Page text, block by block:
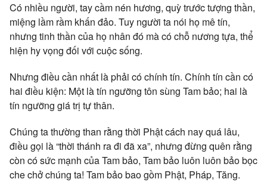
Có nhiều người, tay cầm nén hương, quỳ trước tượng thần,
miệng lầm rầm khấn đảo. Tuy người ta nói họ mê tín,
nhưng tinh thần của họ nhân đó mà có chỗ nương tựa, thể
hiện hy vọng đối với cuộc sống.
Nhưng điều cần nhất là phải có chính tín. Chính tín cần có
hai điều kiện: Một là tín ngưỡng tôn sùng Tam bảo; hai là
tín ngưỡng giá trị tự thân.
Chúng ta thường than rằng thời Phật cách nay quá lâu,
điều gọi là “thời thánh ra đi đã xa”, nhưng đừng quên rằng
còn có sức mạnh của Tam bảo, Tam bảo luôn luôn bảo bọc
che chở chúng ta! Tam bảo bao gồm Phật, Pháp, Tăng.